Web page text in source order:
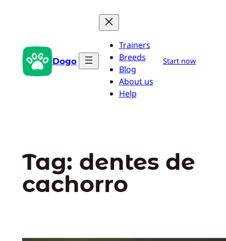
conteúdo Dogo
Trainers
Breeds
Blog
About us
Help
Start now
Tag: dentes de
cachorro